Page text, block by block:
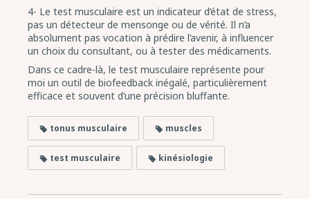
4- Le test musculaire est un indicateur d’état de stress,
pas un détecteur de mensonge ou de vérité. Il n’a
absolument pas vocation à prédire l’avenir, à influencer
un choix du consultant, ou à tester des médicaments.
Dans ce cadre-là, le test musculaire représente pour
moi un outil de biofeedback inégalé, particulièrement
efficace et souvent d’une précision bluffante.
tonus musculaire muscles
test musculaire kinésiologie